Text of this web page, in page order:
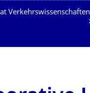
Verkehrswissenschaften